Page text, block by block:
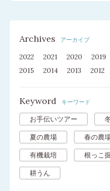
Archives アーカイブ
2022 2021 2020 2019
2015
2014 2013 2012
Keyword キーワード
お手伝いツアー
夏の農場 春の農
有機栽培 根っこ
耕うん